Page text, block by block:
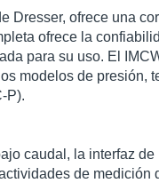
Dresser, ofrece una
ofrece la
para su uso. El
modelos de presión,
P).
caudal, la interfaz
de medición